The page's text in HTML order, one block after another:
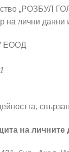
„РОЗБУЛ
на лични данни
ЕООД
на